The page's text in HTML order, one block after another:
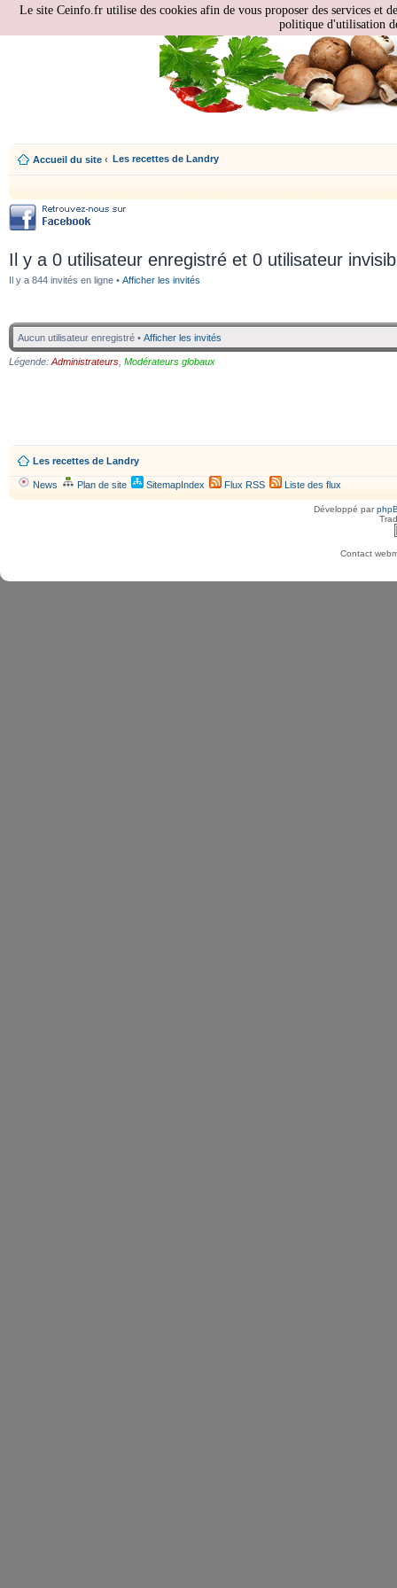
Accueil du site ‹ Les recettes de Landry
Il y a 0 utilisateur enregistré et 0 utilisateur
Il y a 844 invités en ligne • Afficher les invités
Aucun utilisateur enregistré • Afficher les invités
Légende: Administrateurs Modérateurs globaux
Les recettes de Landry
News Plan de site SitemapIndex Flux RSS Liste des flux
Développé par
Contact
Le site Ceinfo.fr utilise des cookies afin de vous proposer des services et
politique d'utilisation